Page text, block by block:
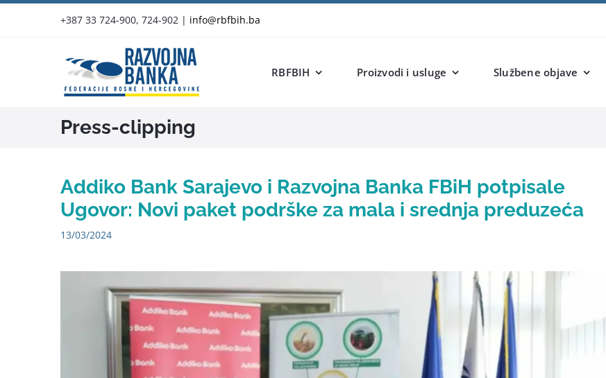
+387 33 724-900, 724-902 | info@rbfbih.ba
RBFBIH Proizvodi i usluge Službene objave
Press-clipping
Addiko Bank Sarajevo i Razvojna Banka FBiH potpisale
Ugovor: Novi paket podrške za mala i srednja preduzeća
13/03/2024